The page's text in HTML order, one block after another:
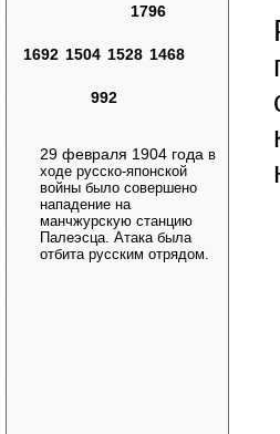
1796
1692 1504 1528 1468
992
29 февраля 1904 года в
ходе русско-японской
войны было совершено
нападение на
манчжурскую станцию
Палеэсца. Атака была
отбита русским отрядом.